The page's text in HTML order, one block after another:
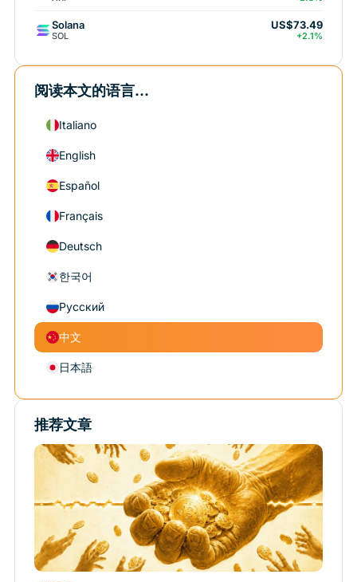
Solana
SOL
US$73.49
+2.1%
阅读本文的语言...
Italiano
English
Español
Français
Deutsch
한국어
Русский
中文
日本語
推荐文章